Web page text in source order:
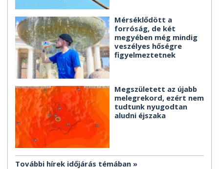
Mérséklődött a
forróság, de két
megyében még mindig
veszélyes hőségre
figyelmeztetnek
Megszületett az újabb
melegrekord, ezért nem
tudtunk nyugodtan
aludni éjszaka
További hírek időjárás témában